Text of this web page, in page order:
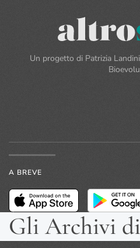
Un progetto di Patrizia
A BREVE
Gli Archivi